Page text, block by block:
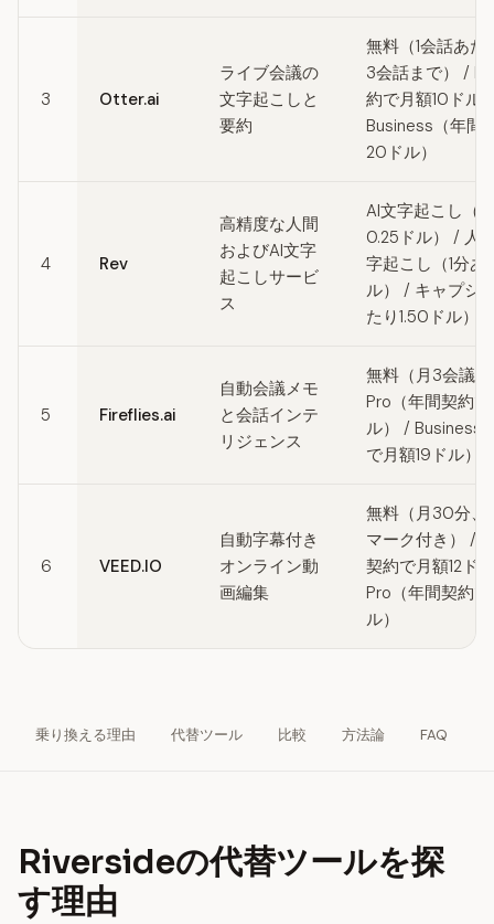
3 Otter.ai
ライブ会議の
文字起こしと
要約
無料（1会話あ
3会話まで） /
約で月額10ドル
Business（年間
20ドル）
4 Rev
高精度な人間
およびAI文字
起こしサービ
ス
AI文字起こし（1
0.25ドル） / 人
字起こし（1分あ
ル） / キャプシ
たり1.50ドル）
5 Fireflies.ai
自動会議メモ
と会話インテ
リジェンス
無料（月3会議
Pro（年間契約
ル） / Business
で月額19ドル）
6 VEED.IO
自動字幕付き
オンライン動
画編集
無料（月30分、
マーク付き） /
契約で月額12ド
Pro（年間契約
ル）
乗り換える理由 代替ツール 比較 方法論 FAQ
Riversideの代替ツールを探
す理由